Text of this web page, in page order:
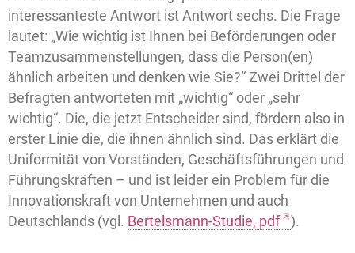
interessanteste Antwort ist Antwort sechs. Die Frage
lautet: „Wie wichtig ist Ihnen bei Beförderungen oder
Teamzusammenstellungen, dass die Person(en)
ähnlich arbeiten und denken wie Sie?“ Zwei Drittel der
Befragten antworteten mit „wichtig“ oder „sehr
wichtig“. Die, die jetzt Entscheider sind, fördern also in
erster Linie die, die ihnen ähnlich sind. Das erklärt die
Uniformität von Vorständen, Geschäftsführungen und
Führungskräften – und ist leider ein Problem für die
Innovationskraft von Unternehmen und auch
Deutschlands (vgl. Bertelsmann-Studie, pdf ).